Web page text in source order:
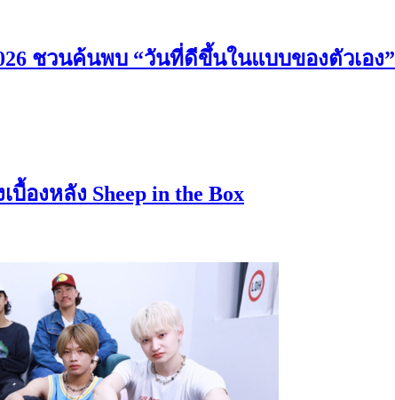
ชวนค้นพบ “วันที่ดีขึ้นในแบบของตัวเอง”
องหลัง Sheep in the Box